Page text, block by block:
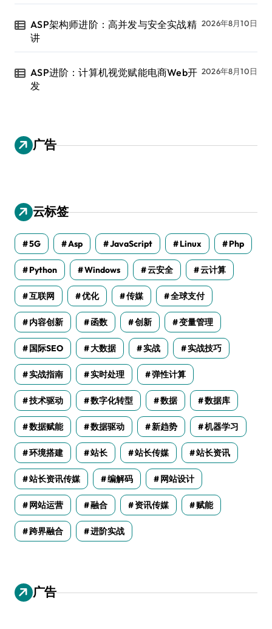
ASP架构师进阶：高并发与安全实战精
讲
2026年8月10日
ASP进阶：计算机视觉赋能电商Web开
发
2026年8月10日
广告
云标签
5G Asp JavaScript Linux Php
Python Windows 云安全 云计算
互联网 优化 传媒 全球支付
内容创新 函数 创新 变量管理
国际SEO 大数据 实战 实战技巧
实战指南 实时处理 弹性计算
技术驱动 数字化转型 数据 数据库
数据赋能 数据驱动 新趋势 机器学习
环境搭建 站长 站长传媒 站长资讯
站长资讯传媒 编解码 网站设计
网站运营 融合 资讯传媒 赋能
跨界融合 进阶实战
广告